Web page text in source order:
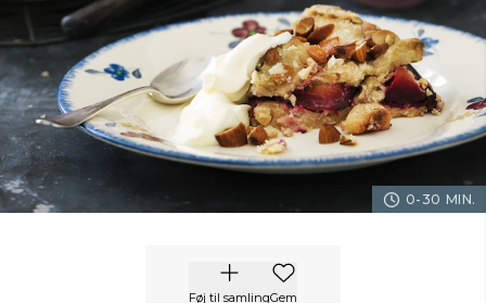
0-30 MIN.
Føj til samlingGem